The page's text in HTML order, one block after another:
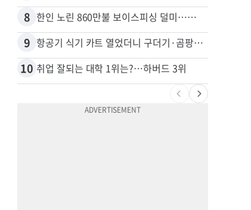
8 한인 노린 860만불 보이스피싱 덜미…영사관·한국 검찰 사칭
9 항공기 식기 카트 열었더니 구더기·곰팡이…LAX 기내식 업체 논란
10 취업 잘되는 대학 1위는?…하버드 3위